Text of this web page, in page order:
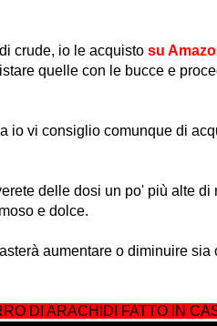
crude, io le acquisto su
quelle con le bucce e
io vi consiglio comunque di
delle dosi un po' più alte di
e dolce.
aumentare o diminuire sia
DI ARACHIDI FATTO IN